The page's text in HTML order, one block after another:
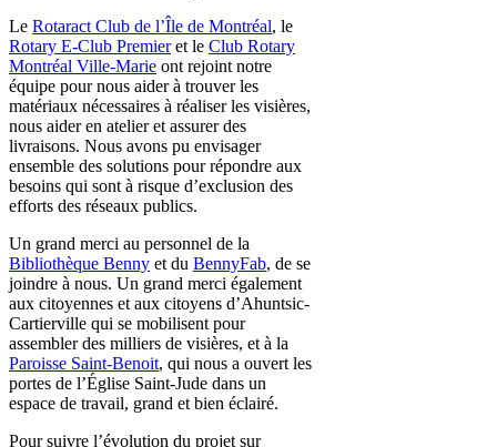
Le Rotaract Club de l’Île de Montréal, le
Rotary E-Club Premieret le Club Rotary
Montréal Ville-Marie ont rejoint notre
équipe pour nous aider à trouver les
matériaux nécessaires à réaliser les visières,
nous aider en atelier et assurer des
livraisons. Nous avons pu envisager
ensemble des solutions pour répondre aux
besoins qui sont à risque d’exclusion des
efforts des réseaux publics.
Un grand merci au personnel de la
Bibliothèque Benny et du BennyFab, de se
joindre à nous. Un grand merci également
aux citoyennes et aux citoyens d’Ahuntsic-
Cartierville qui se mobilisent pour
assembler des milliers de visières, et à la
Paroisse Saint-Benoit, qui nous a ouvert les
portes de l’Église Saint-Jude dans un
espace de travail, grand et bien éclairé.
Pour suivre l’évolution du projet sur